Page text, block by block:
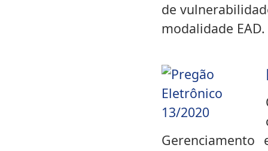
de
modalidade EAD.
Gerenciamento